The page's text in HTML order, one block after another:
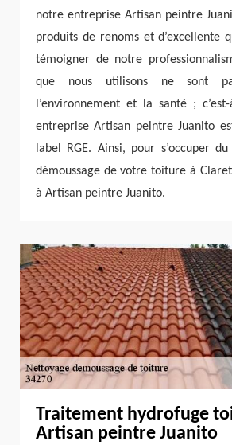
notre entreprise Artisan peintre
produits de renoms et d’excellente
témoigner de notre
que nous utilisons ne sont
l’environnement et la santé ;
entreprise Artisan peintre Juanito
label RGE. Ainsi, pour s’occuper
démoussage de votre toiture à
à Artisan peintre Juanito.
Traitement hydrofuge
Artisan peintre Juanito